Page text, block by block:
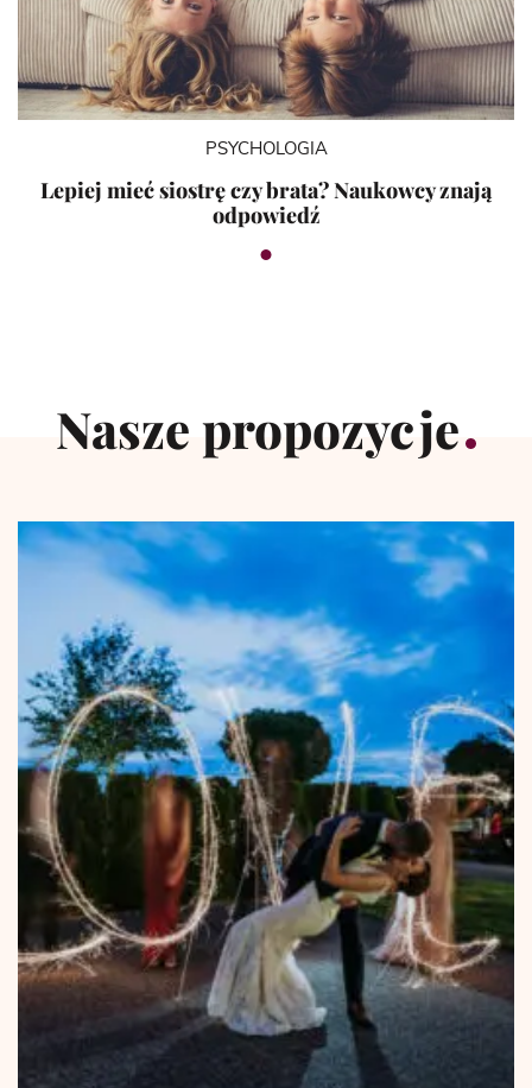
PSYCHOLOGIA
Lepiej mieć siostrę czy brata? Naukowcy znają
odpowiedź
Nasze propozycje